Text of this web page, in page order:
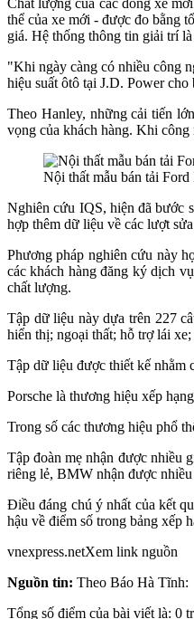
thể của xe mới - được đo bằng
giá. Hệ thống thông tin giải trí
"Khi ngày càng có nhiều công
hiệu suất ôtô tại J.D. Power cho
Theo Hanley, những cải tiến
vọng của khách hàng. Khi công
Nội thất mẫu bán tải
Nghiên cứu IQS, hiện đã bước
hợp thêm dữ liệu về các lượt
Phương pháp nghiên cứu này
các khách hàng đăng ký dịch
chất lượng.
Tập dữ liệu này dựa trên 227
hiển thị; ngoại thất; hỗ trợ lái
Tập dữ liệu được thiết kế nhằm
Porsche là thương hiệu xếp
Trong số các thương hiệu phổ
Tập đoàn mẹ nhận được nhiều
riêng lẻ, BMW nhận được
Điều đáng chú ý nhất của kết
hậu về điểm số trong bảng xếp
vnexpress.netXem link nguồn
Nguồn tin: Theo Báo Hà Tĩnh:
Tổng số điểm của bài viết là: 0